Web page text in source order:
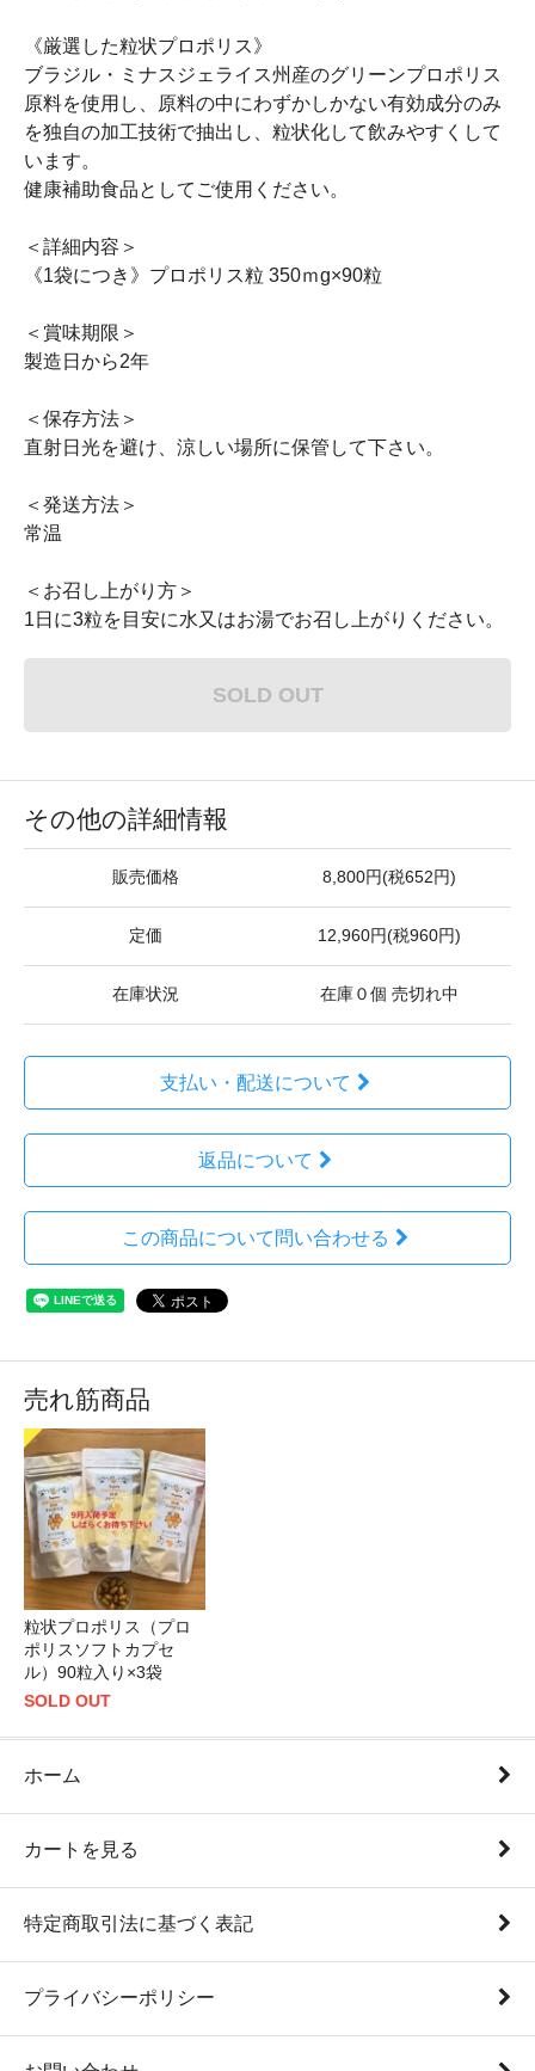
《厳選した粒状プロポリス》
ブラジル・ミナスジェライス州産のグリーンプロポリス
原料を使用し、原料の中にわずかしかない有効成分のみ
を独自の加工技術で抽出し、粒状化して飲みやすくして
います。
健康補助食品としてご使用ください。
＜詳細内容＞
《1袋につき》プロポリス粒 350ｍg×90粒
＜賞味期限＞
製造日から2年
＜保存方法＞
直射日光を避け、涼しい場所に保管して下さい。
＜発送方法＞
常温
＜お召し上がり方＞
1日に3粒を目安に水又はお湯でお召し上がりください。
SOLD OUT
その他の詳細情報
販売価格 8,800円(税652円)
定価 12,960円(税960円)
在庫状況 在庫０個 売切れ中
支払い・配送について
返品について
この商品について問い合わせる
売れ筋商品
粒状プロポリス（プロ
ポリスソフトカプセ
ル）90粒入り×3袋
SOLD OUT
ホーム
カートを見る
特定商取引法に基づく表記
プライバシーポリシー